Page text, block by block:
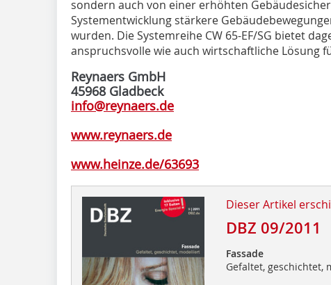
sondern auch von einer erhöhten
Systementwicklung stärkere
wurden. Die Systemreihe CW 65-EF/SG bietet
anspruchsvolle wie auch wirtschaftliche Lösung
Reynaers GmbH
45968 Gladbeck
info@reynaers.de
www.reynaers.de
www.heinze.de/63693
Dieser Artikel
DBZ 09/2011
Fassade
Gefaltet, geschichtet,